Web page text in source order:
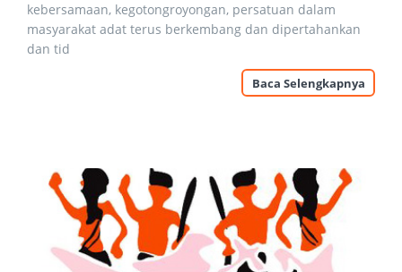
kebersamaan, kegotongroyongan, persatuan dalam
masyarakat adat terus berkembang dan dipertahankan
dan tid
Baca Selengkapnya